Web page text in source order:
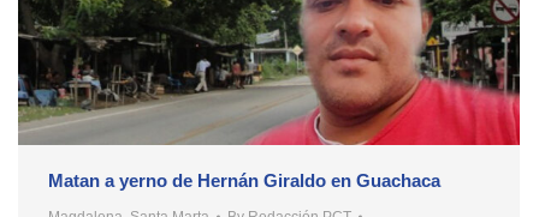
Matan a yerno de Hernán Giraldo en Guachaca